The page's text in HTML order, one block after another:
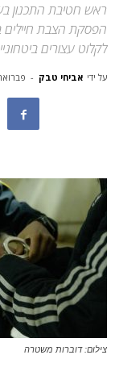
ראש חטיבת התכנון
הפסקת הצבת חיילים
לקלוט עצורים
על ידי אביחי טבק - פברואר 12,
צילום: דוברות משטרה